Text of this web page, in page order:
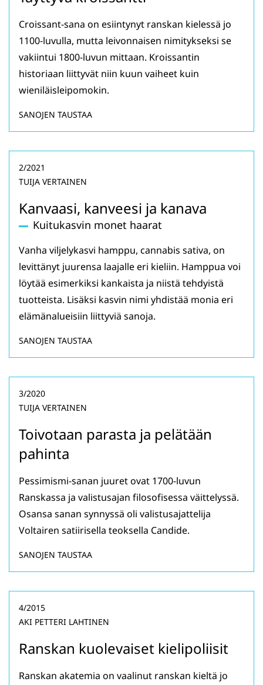
Croissant-sana on esiintynyt ranskan kielessä jo
1100-luvulla, mutta leivonnaisen nimitykseksi se
vakiintui 1800-luvun mittaan. Kroissantin
historiaan liittyvät niin kuun vaiheet kuin
wieniläisleipomokin.
SANOJEN TAUSTAA
Kanvaasi, kanveesi ja kanava
Kuitukasvin monet haarat
2/2021
TUIJA VERTAINEN
Vanha viljelykasvi hamppu, cannabis sativa, on
levittänyt juurensa laajalle eri kieliin. Hamppua voi
löytää esimerkiksi kankaista ja niistä tehdyistä
tuotteista. Lisäksi kasvin nimi yhdistää monia eri
elämänalueisiin liittyviä sanoja.
SANOJEN TAUSTAA
Toivotaan parasta ja pelätään
pahinta
3/2020
TUIJA VERTAINEN
Pessimismi-sanan juuret ovat 1700-luvun
Ranskassa ja valistusajan filosofisessa väittelyssä.
Osansa sanan synnyssä oli valistusajattelija
Voltairen satiirisella teoksella Candide.
SANOJEN TAUSTAA
Ranskan kuolevaiset kielipoliisit
4/2015
AKI PETTERI LAHTINEN
Ranskan akatemia on vaalinut ranskan kieltä jo